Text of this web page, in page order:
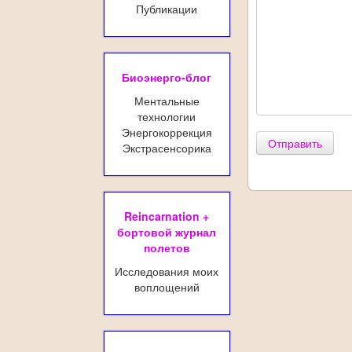
Публикации
Биоэнерго-блог
Ментальные
технологии
Энергокоррекция
Экстрасенсорика
Reincarnation +
бортовой журнал
полетов
Исследования моих
воплощений
Отправить